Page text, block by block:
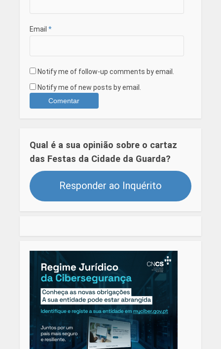
Email *
Notify me of follow-up comments by email.
Notify me of new posts by email.
Qual é a sua opinião sobre o cartaz
das Festas da Cidade da Guarda?
Responder ao Inquérito